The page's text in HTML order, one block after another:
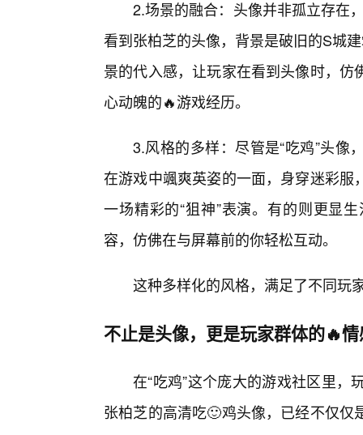
2.场景的融合：头像并非孤立存在
看到张柏芝的头像，背景是破旧的S城
景的代入感，让玩家在看到头像时，
心动魄的🔥游戏经历。
3.风格的多样：尽管是“吃鸡”头像
在游戏中颯爽英姿的一面，身穿迷彩
一场精彩的“狙神”表演。有的则更显
容，仿佛在与屏幕前的你轻松互动。
这种多样化的风格，满足了不同玩
不止是头像，更是玩家群体的🔥
在“吃鸡”这个庞大的游戏社区里
张柏芝的高清吃🙂鸡头像，已经不仅